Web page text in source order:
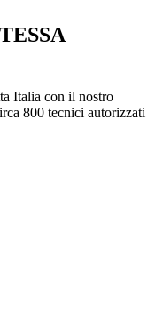
Italia con il nostro
800 tecnici autorizzati